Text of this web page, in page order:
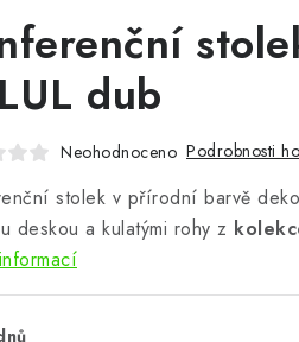
dub
Neohodnoceno Podrobnosti
stolek v přírodní barvě
deskou a kulatými rohy z